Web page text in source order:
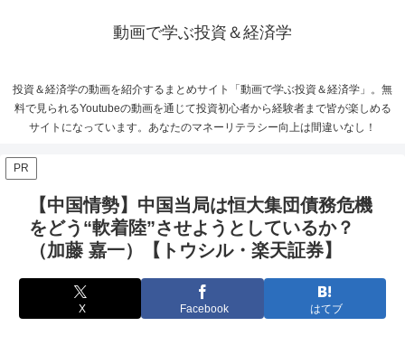
動画で学ぶ投資＆経済学
投資＆経済学の動画を紹介するまとめサイト「動画で学ぶ投資＆経済学」。無
料で見られるYoutubeの動画を通じて投資初心者から経験者まで皆が楽しめる
サイトになっています。あなたのマネーリテラシー向上は間違いなし！
PR
【中国情勢】中国当局は恒大集団債務危機
をどう“軟着陸”させようとしているか？
（加藤 嘉一）【トウシル・楽天証券】
X Facebook はてブ